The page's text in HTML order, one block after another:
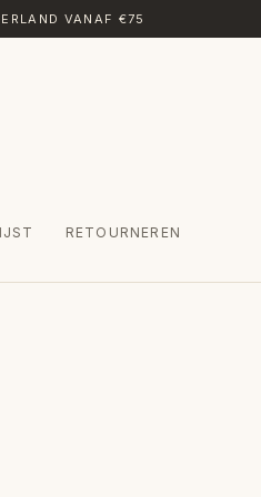
VANAF €75
RETOURNEREN
VERLANGLIJST